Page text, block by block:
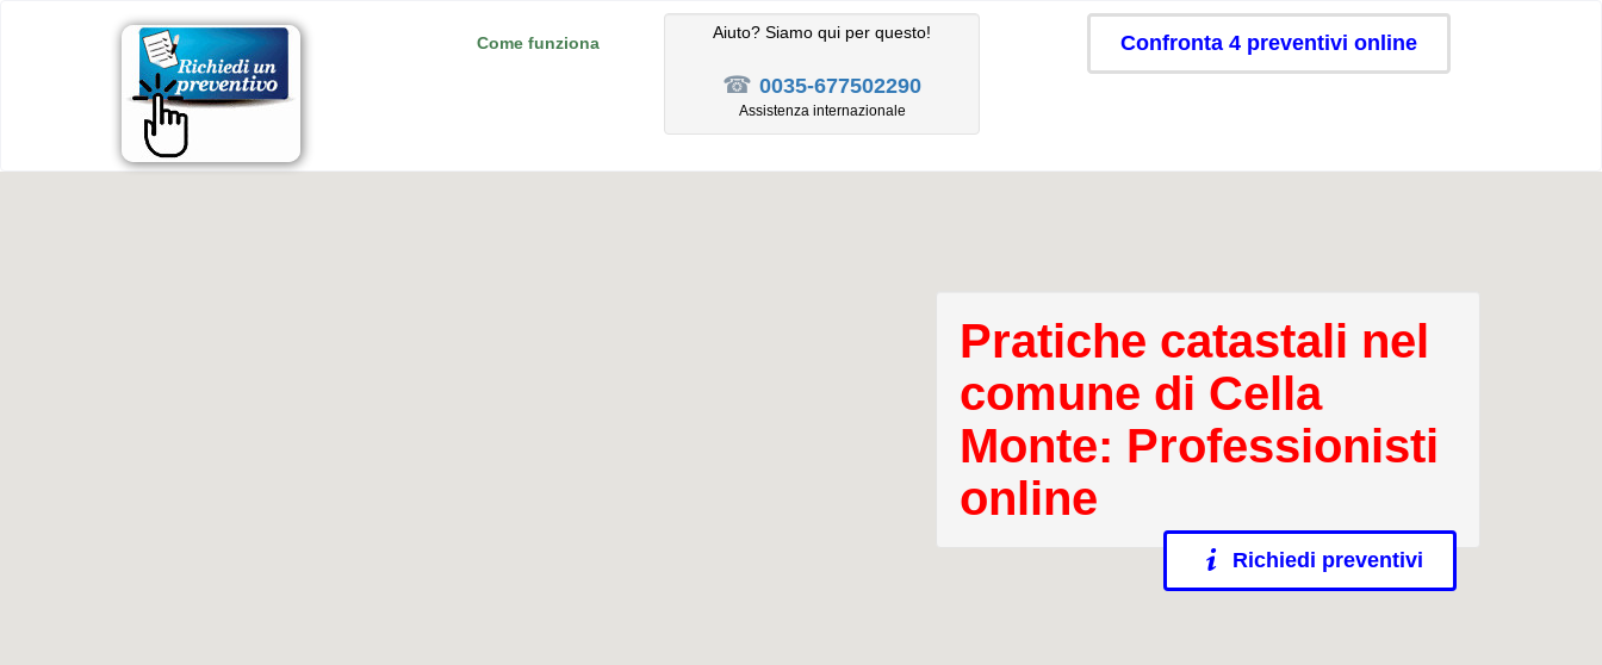
Come funziona
Aiuto? Siamo qui per questo!
☎ 0035-677502290
Assistenza internazionale
Confronta 4 preventivi online
Pratiche catastali nel
comune di Cella
Monte: Professionisti
online
Richiedi preventivi